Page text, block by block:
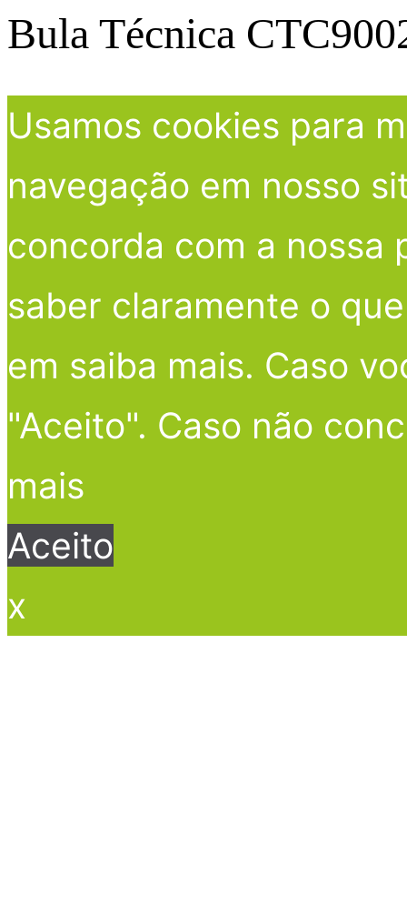
Bula Técnica
Usamos cookies para
navegação em nosso
concorda com a nossa
saber claramente o
em saiba mais. Caso
"Aceito". Caso não
mais
Aceito
x